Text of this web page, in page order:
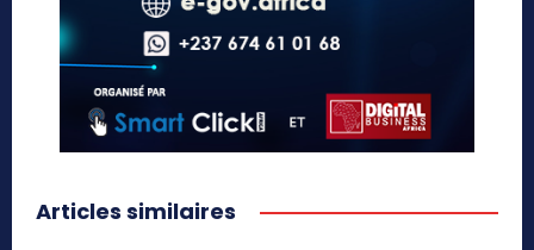
Articles similaires